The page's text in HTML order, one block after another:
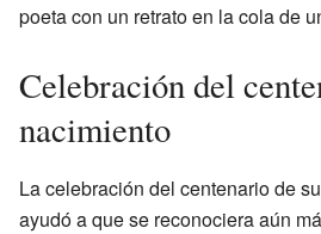
poeta con un retrato en la cola de
Celebración del
nacimiento
La celebración del centenario de
ayudó a que se reconociera aún